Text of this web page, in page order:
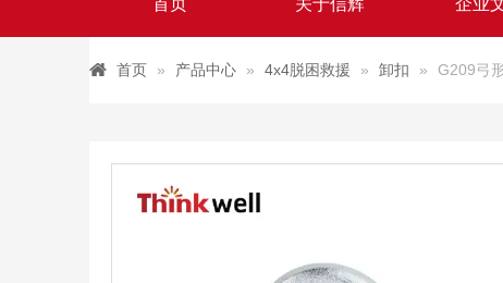
首页 关于信辉 企业
首页 » 产品中心 » 4x4脱困救援 » 卸扣 » G209弓